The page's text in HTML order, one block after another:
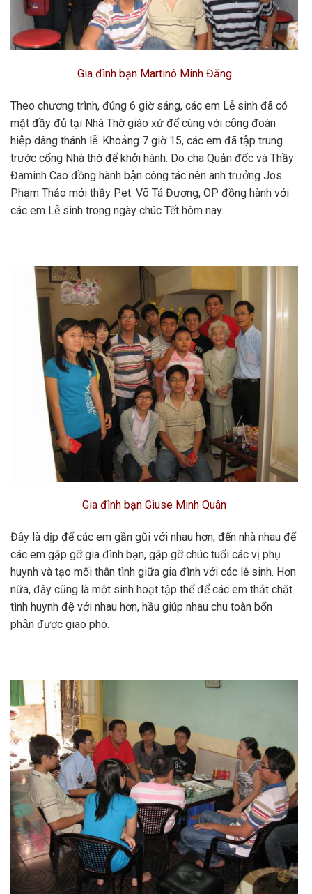
Gia đình bạn Martinô Minh Đăng
Theo chương trình, đúng 6 giờ sáng, các em Lễ sinh đã có
mặt đầy đủ tại Nhà Thờ giáo xứ để cùng với cộng đoàn
hiệp dâng thánh lễ. Khoảng 7 giờ 15, các em đã tập trung
trước cổng Nhà thờ để khởi hành. Do cha Quản đốc và Thầy
Đaminh Cao đồng hành bận công tác nên anh trưởng Jos.
Phạm Thảo mới thầy Pet. Võ Tá Đương, OP đồng hành với
các em Lễ sinh trong ngày chúc Tết hôm nay.
Gia đình bạn Giuse Minh Quân
Đây là dịp để các em gần gũi với nhau hơn, đến nhà nhau để
các em gặp gỡ gia đình bạn, gặp gỡ chúc tuổi các vị phụ
huynh và tạo mối thân tình giữa gia đình với các lễ sinh. Hơn
nữa, đây cũng là một sinh hoạt tập thể để các em thắt chặt
tình huynh đệ với nhau hơn, hầu giúp nhau chu toàn bổn
phận được giao phó.